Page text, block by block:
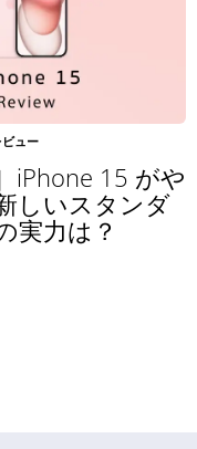
ュー
iPhone 15 がや
しいスタンダ
実力は？